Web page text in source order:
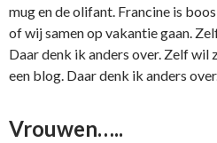
mug en de olifant. Francine is
of wij samen op vakantie gaan.
Daar denk ik anders over. Zelf wil
een blog. Daar denk ik anders
Vrouwen…..